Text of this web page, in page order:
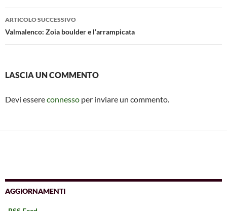
ARTICOLO SUCCESSIVO
Valmalenco: Zoia boulder e l’arrampicata
LASCIA UN COMMENTO
Devi essereconnesso per inviare un commento.
AGGIORNAMENTI